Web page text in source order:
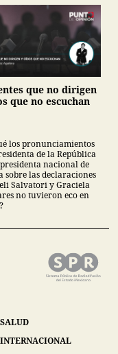
que no dirigen
que no escuchan
los pronunciamientos
de la República
nacional de
sobre las declaraciones
Salvatori y Graciela
no tuvieron eco en
SALUD
INTERNACIONAL